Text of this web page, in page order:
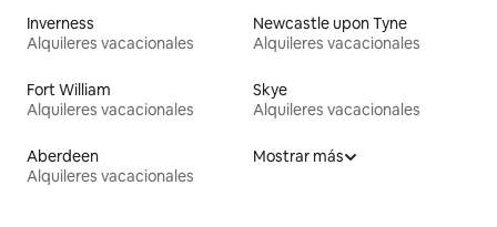
Inverness
Alquileres vacacionales
Newcastle upon Tyne
Alquileres vacacionales
Fort William
Alquileres vacacionales
Skye
Alquileres vacacionales
Aberdeen
Alquileres vacacionales
Mostrar más